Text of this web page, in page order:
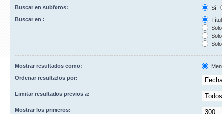
Buscar en subforos:
Sí
Buscar en :
Mostrar resultados como:
Ordenar resultados por:
Limitar resultados previos a:
Mostrar los primeros: